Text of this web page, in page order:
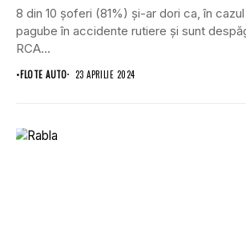
8 din 10 șoferi (81%) și-ar dori ca, în
pagube în accidente rutiere și sunt
RCA...
•FLOTE AUTO 23 APRILIE 2024